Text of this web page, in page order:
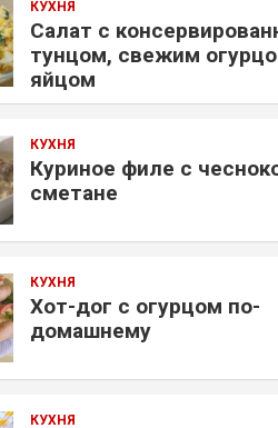
КУХНЯ
Салат с
тунцом, свежим
яйцом
КУХНЯ
Куриное филе с
сметане
КУХНЯ
Хот-дог с огурцом по-
домашнему
КУХНЯ